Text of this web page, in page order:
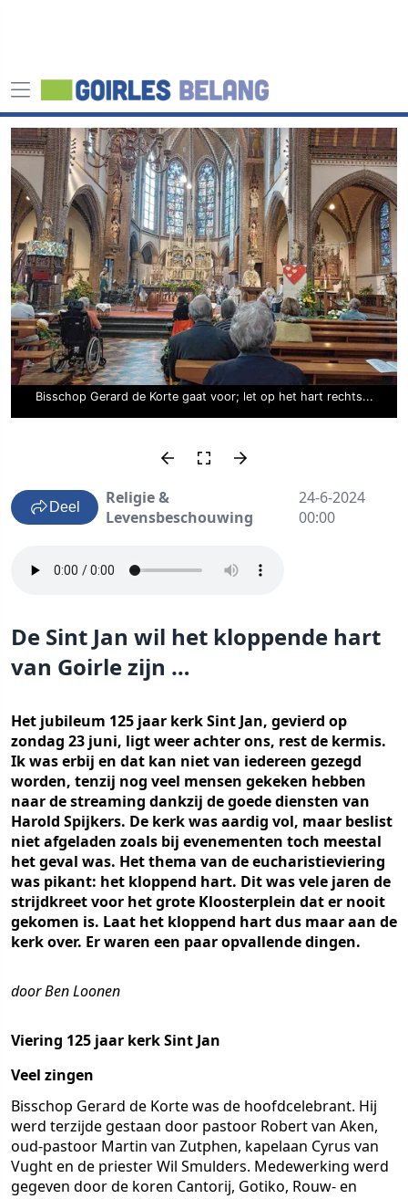
Bisschop Gerard de Korte gaat voor; let op het hart rechts...
Deel
Religie &
Levensbeschouwing
24-6-2024
00:00
De Sint Jan wil het kloppende hart
van Goirle zijn …
Het jubileum 125 jaar kerk Sint Jan, gevierd op
zondag 23 juni, ligt weer achter ons, rest de kermis.
Ik was erbij en dat kan niet van iedereen gezegd
worden, tenzij nog veel mensen gekeken hebben
naar de streaming dankzij de goede diensten van
Harold Spijkers. De kerk was aardig vol, maar beslist
niet afgeladen zoals bij evenementen toch meestal
het geval was. Het thema van de eucharistieviering
was pikant: het kloppend hart. Dit was vele jaren de
strijdkreet voor het grote Kloosterplein dat er nooit
gekomen is. Laat het kloppend hart dus maar aan de
kerk over. Er waren een paar opvallende dingen.
door Ben Loonen
Viering 125 jaar kerk Sint Jan
Veel zingen
Bisschop Gerard de Korte was de hoofdcelebrant. Hij
werd terzijde gestaan door pastoor Robert van Aken,
oud-pastoor Martin van Zutphen, kapelaan Cyrus van
Vught en de priester Wil Smulders. Medewerking werd
gegeven door de koren Cantorij, Gotiko, Rouw- en